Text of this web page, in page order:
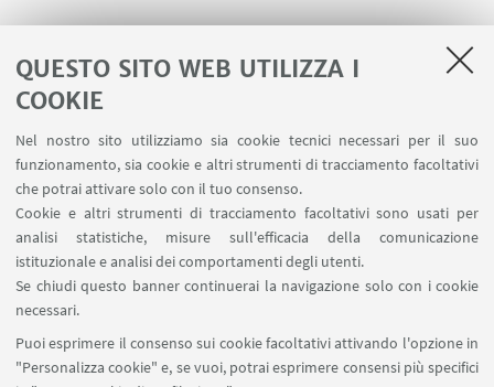
QUESTO SITO WEB UTILIZZA I
COOKIE
Nel nostro sito utilizziamo sia cookie tecnici necessari per il suo
funzionamento, sia cookie e altri strumenti di tracciamento facoltativi
che potrai attivare solo con il tuo consenso.
Cookie e altri strumenti di tracciamento facoltativi sono usati per
analisi statistiche, misure sull'efficacia della comunicazione
istituzionale e analisi dei comportamenti degli utenti.
Se chiudi questo banner continuerai la navigazione solo con i cookie
necessari.
Puoi esprimere il consenso sui cookie facoltativi attivando l'opzione in
"Personalizza cookie" e, se vuoi, potrai esprimere consensi più specifici
1 ... 3 4 5 ... 11
LINK UTILI
Contatti
Area riservata
SEGUI UNIBO SU: